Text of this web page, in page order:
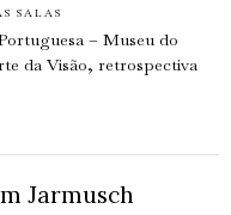
SALAS
– Museu do
da Visão, retrospectiva
Jarmusch